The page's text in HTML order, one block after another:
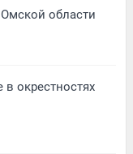
области
окрестностях